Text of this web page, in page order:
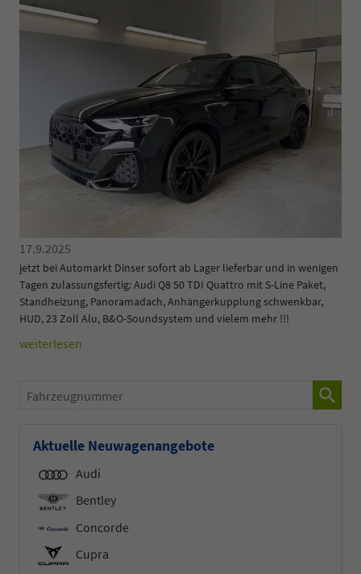
17.9.2025
jetzt bei Automarkt Dinser sofort ab Lager lieferbar und in wenigen
Tagen zulassungsfertig: Audi Q8 50 TDI Quattro mit S-Line Paket,
Standheizung, Panoramadach, Anhängerkupplung schwenkbar,
HUD, 23 Zoll Alu, B&O-Soundsystem und vielem mehr !!!
weiterlesen
Fahrzeugnummer
Aktuelle Neuwagenangebote
Audi
Bentley
Concorde
Cupra